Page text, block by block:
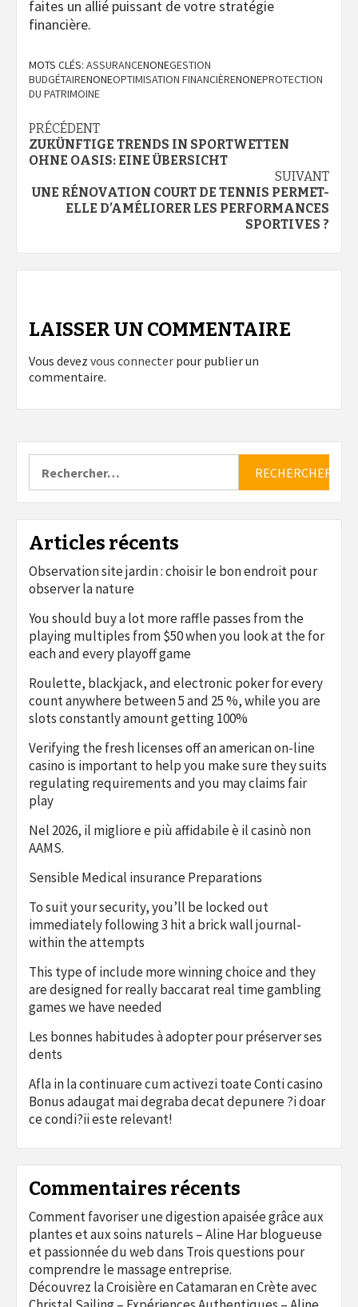
faites un allié puissant de votre stratégie
financière.
MOTS CLÉS: ASSURANCENONEGESTION
BUDGÉTAIRENONEOPTIMISATION FINANCIÈRENONEPROTECTION
DU PATRIMOINE
Navigation
d’article
PRÉCÉDENT
ZUKÜNFTIGE TRENDS IN SPORTWETTEN
OHNE OASIS: EINE ÜBERSICHT
SUIVANT
UNE RÉNOVATION COURT DE TENNIS PERMET-
ELLE D’AMÉLIORER LES PERFORMANCES
SPORTIVES ?
LAISSER UN COMMENTAIRE
Vous devez vous connecter pour publier un
commentaire.
Articles récents
Observation site jardin : choisir le bon endroit pour
observer la nature
You should buy a lot more raffle passes from the
playing multiples from $50 when you look at the for
each and every playoff game
Roulette, blackjack, and electronic poker for every
count anywhere between 5 and 25 %, while you are
slots constantly amount getting 100%
Verifying the fresh licenses off an american on-line
casino is important to help you make sure they suits
regulating requirements and you may claims fair
play
Nel 2026, il migliore e più affidabile è il casinò non
AAMS.
Sensible Medical insurance Preparations
To suit your security, you’ll be locked out
immediately following 3 hit a brick wall journal-
within the attempts
This type of include more winning choice and they
are designed for really baccarat real time gambling
games we have needed
Les bonnes habitudes à adopter pour préserver ses
dents
Afla in la continuare cum activezi toate Conti casino
Bonus adaugat mai degraba decat depunere ?i doar
ce condi?ii este relevant!
Commentaires récents
Comment favoriser une digestion apaisée grâce aux
plantes et aux soins naturels – Aline Har blogueuse
et passionnée du webdans Trois questions pour
comprendre le massage entreprise.
Découvrez la Croisière en Catamaran en Crète avec